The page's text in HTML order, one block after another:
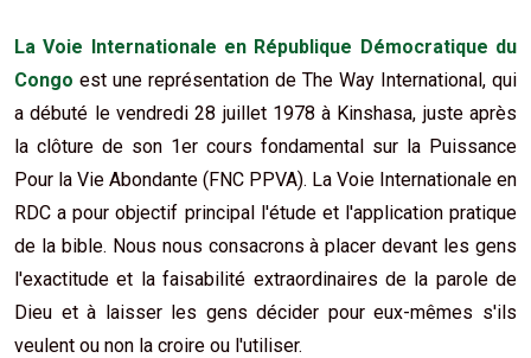
La Voie Internationale en République Démocratique du
Congo est une représentation de The Way International, qui
a débuté le vendredi 28 juillet 1978 à Kinshasa, juste après
la clôture de son 1er cours fondamental sur la Puissance
Pour la Vie Abondante (FNC PPVA). La Voie Internationale en
RDC a pour objectif principal l'étude et l'application pratique
de la bible. Nous nous consacrons à placer devant les gens
l'exactitude et la faisabilité extraordinaires de la parole de
Dieu et à laisser les gens décider pour eux-mêmes s'ils
veulent ou non la croire ou l'utiliser.